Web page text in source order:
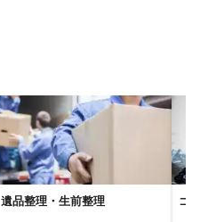
遺品整理・生前整理 ゴ